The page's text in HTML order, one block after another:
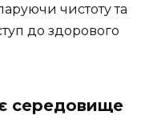
чистоту та
до здорового
середовище